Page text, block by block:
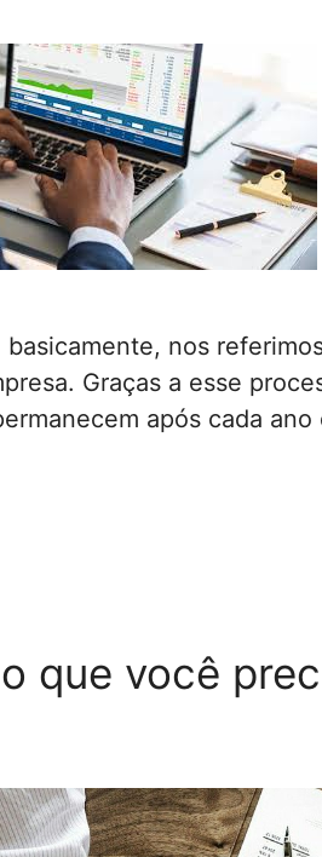
nos
Graças a esse
após cada
que você